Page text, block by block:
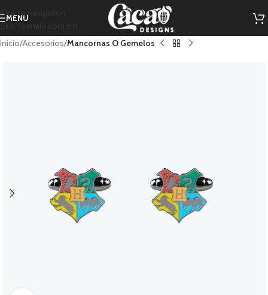
Skip to navigation
Skip to main content
MENU
Inicio Accesorios Mancornas O Gemelos